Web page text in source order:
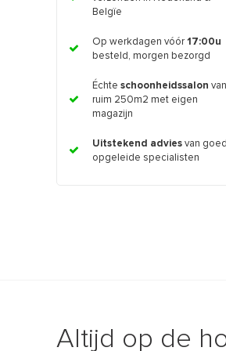
Belgïe
Op werkdagen vóór 17:00u
besteld, morgen bezorgd
Échte schoonheidssalon van
ruim 250m2 met eigen
magazijn
Uitstekend advies van goed
opgeleide specialisten
Altijd op de